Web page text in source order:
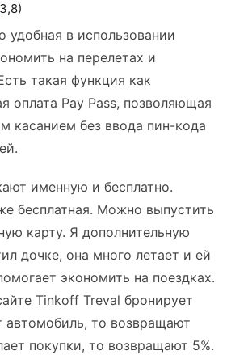
удобная в использовании
на перелетах и
такая функция как
оплата Pay Pass, позволяющая
касанием без ввода пин-кода
именную и бесплатно.
бесплатная. Можно выпустить
карту. Я дополнительную
дочке, она много летает и ей
экономить на поездках.
Tinkoff Treval бронирует
автомобиль, то возвращают
покупки, то возвращают 5%.